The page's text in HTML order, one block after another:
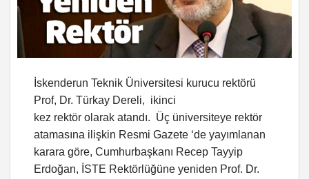
İskenderun Teknik Üniversitesi kurucu rektörü
Prof, Dr. Türkay Dereli, ikinci
kez rektör olarak atandı. Üç üniversiteye rektör
atamasına ilişkin Resmi Gazete ‘de yayımlanan
karara göre, Cumhurbaşkanı Recep Tayyip
Erdoğan, İSTE Rektörlüğüne yeniden Prof. Dr.